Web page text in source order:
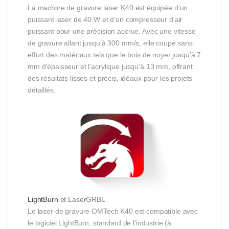
La machine de gravure laser K40 est équipée d’un
puissant laser de 40 W et d’un compresseur d’air
puissant pour une précision accrue. Avec une vitesse
de gravure allant jusqu’à 300 mm/s, elle coupe sans
effort des matériaux tels que le bois de noyer jusqu’à 7
mm d’épaisseur et l’acrylique jusqu’à 13 mm, offrant
des résultats lisses et précis, idéaux pour les projets
détaillés.
LightBurn et LaserGRBL
Le laser de gravure OMTech K40 est compatible avec
le logiciel LightBurn, standard de l’industrie (à